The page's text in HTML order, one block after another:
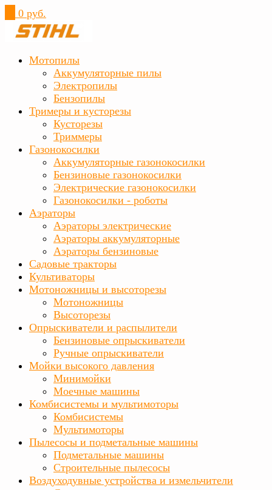
0 руб.
Мотопилы
Аккумуляторные пилы
Электропилы
Бензопилы
Тримеры и кусторезы
Кусторезы
Триммеры
Газонокосилки
Аккумуляторные газонокосилки
Бензиновые газонокосилки
Электрические газонокосилки
Газонокосилки - роботы
Аэраторы
Аэраторы электрические
Аэраторы аккумуляторные
Аэраторы бензиновые
Садовые тракторы
Культиваторы
Мотоножницы и высоторезы
Мотоножницы
Высоторезы
Опрыскиватели и распылители
Бензиновые опрыскиватели
Ручные опрыскиватели
Мойки высокого давления
Минимойки
Моечные машины
Комбисистемы и мультимоторы
Комбисистемы
Мультимоторы
Пылесосы и подметальные машины
Подметальные машины
Строительные пылесосы
Воздуходувные устройства и измельчители